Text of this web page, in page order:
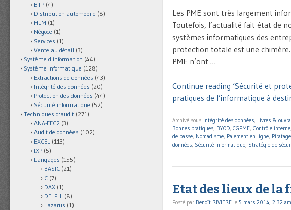
Les PME sont très largement
Toutefois, l’actualité fait état de
systèmes informatiques des
protection totale est une
PME n’ont …
Continue reading ‘Sécurité et
pratiques de l’informatique à
Archivé sous Intégrité des données, Livres &
Bonnes pratiques, BYOD, CGPME, Contrôle interne
de passe, Nomadisme, Paiement en ligne, Piratage
données, Sécurité informatique, Stratégie de
Etat des lieux de la
Posté par Benoît RIVIERE le 5 mars 2014, 2:32 am
BTP (4)
Distribution automobile (8)
HLM (1)
Négoce (1)
Services (1)
Vente au détail (3)
Système d'information (44)
Système informatique (128)
Extractions de données (43)
Intégrité des données (20)
Protection des données (44)
Sécurité informatique (52)
Techniques d'audit (271)
ANA-FEC2 (3)
Audit de données (102)
EXCEL (113)
IXP (5)
Langages (155)
BASIC (21)
C (7)
DAX (1)
DELPHI (8)
Lazarus (1)